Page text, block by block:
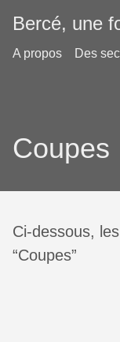
Bercé, une
A propos Des
Coupes
Ci-dessous,
“Coupes”